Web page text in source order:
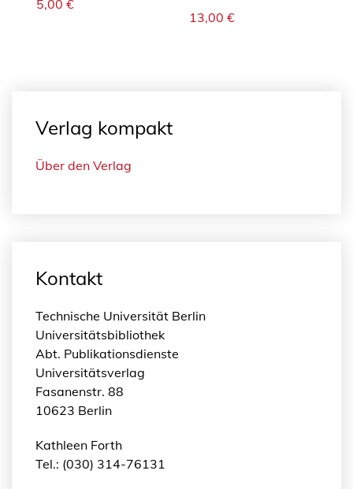
5,00 €
13,00 €
Verlag kompakt
Über den Verlag
Kontakt
Technische Universität Berlin
Universitätsbibliothek
Abt. Publikationsdienste
Universitätsverlag
Fasanenstr. 88
10623 Berlin
Kathleen Forth
Tel.: (030) 314-76131